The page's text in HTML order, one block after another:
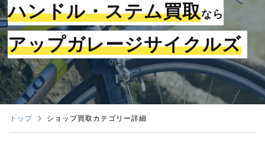
ハンドル・ステム買取なら
アップガレージサイクルズ
トップ ショップ買取カテゴリー詳細